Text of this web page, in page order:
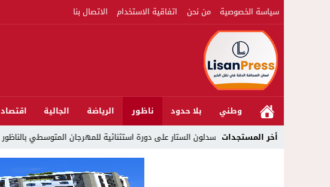
سياسة الخصوصية من نحن اتفاقية الاستخدام الاتصال بنا
وطني بلا حدود ناظور الرياضة الجالية اقتصاد
أخر المستجدات
18:53 بخبرة 30 سنة وتجهيزات بمعايير عالمية ..الدكتور نورالدين صبار يفتتح عيادته المتخصصة في جراحة العظام بالناظور